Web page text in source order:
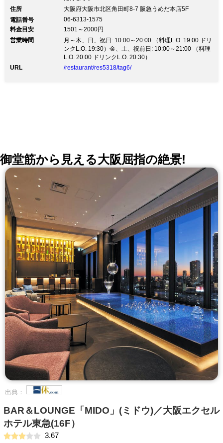
住所
大阪府大阪市北区角田町8-7 阪急うめだ本店5F
電話番号
06-6313-1575
料金目安
1501～2000円
営業時間
月～木、日、祝日: 10:00～20:00 （料理L.O. 19:00 ドリ
ンクL.O. 19:30）金、土、祝前日: 10:00～21:00 （料理
L.O. 20:00 ドリンクL.O. 20:30）
URL
/restaurant/res5318/tag6/
御堂筋から見える大阪屈指の絶景!
出典：
BAR＆LOUNGE「MIDO」(ミドウ)／大阪エクセル
ホテル東急(16F）
3.67